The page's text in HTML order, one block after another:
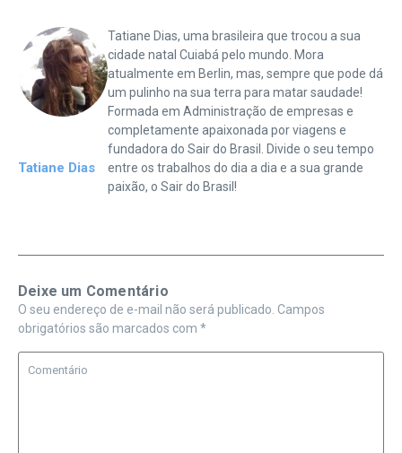
Tatiane Dias
Tatiane Dias, uma brasileira que trocou a sua
cidade natal Cuiabá pelo mundo. Mora
atualmente em Berlin, mas, sempre que pode dá
um pulinho na sua terra para matar saudade!
Formada em Administração de empresas e
completamente apaixonada por viagens e
fundadora do Sair do Brasil. Divide o seu tempo
entre os trabalhos do dia a dia e a sua grande
paixão, o Sair do Brasil!
Deixe um Comentário
O seu endereço de e-mail não será publicado. Campos
obrigatórios são marcados com *